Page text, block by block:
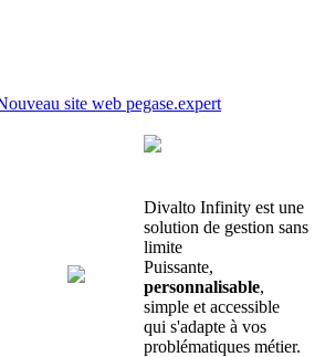
Divalto Infinity est une
solution de gestion sans
limite
Puissante,
personnalisable,
simple et accessible
qui s'adapte à vos
problématiques métier.